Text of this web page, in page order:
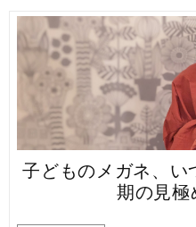
子どものメガネ、
期の見極